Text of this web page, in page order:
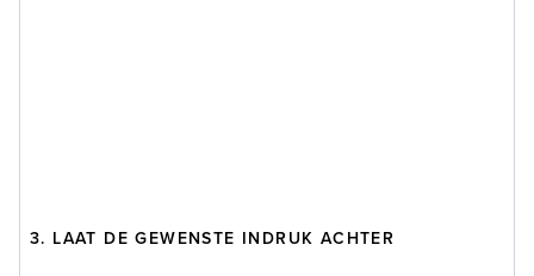
3. LAAT DE GEWENSTE INDRUK ACHTER